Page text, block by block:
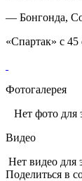
— Бонгонда,
«Спартак» с 45
Фотогалерея
Нет фото для
Видео
Нет видео для
Поделиться в